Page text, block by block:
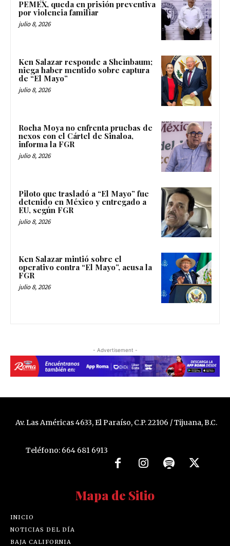
PEMEX, queda en prisión preventiva
por violencia familiar
julio 8, 2026
Ken Salazar responde a Sheinbaum;
niega haber mentido sobre captura
de “El Mayo”
julio 8, 2026
Rocha Moya no enfrenta pruebas de
nexos con el Cártel de Sinaloa,
informa la FGR
julio 8, 2026
Piloto que trasladó a “El Mayo” fue
detenido en México y entregado a
EU, según FGR
julio 8, 2026
Ken Salazar mintió sobre el
operativo contra “El Mayo”, acusa la
FGR
julio 8, 2026
- Advertisement -
Av. Las Américas 4633, El Paraíso, C.P. 22106 / Tijuana, B.C.
Teléfono: 664 681 6913
Mapa de Sitio
INICIO
NOTICIAS DEL DÍA
BAJA CALIFORNIA